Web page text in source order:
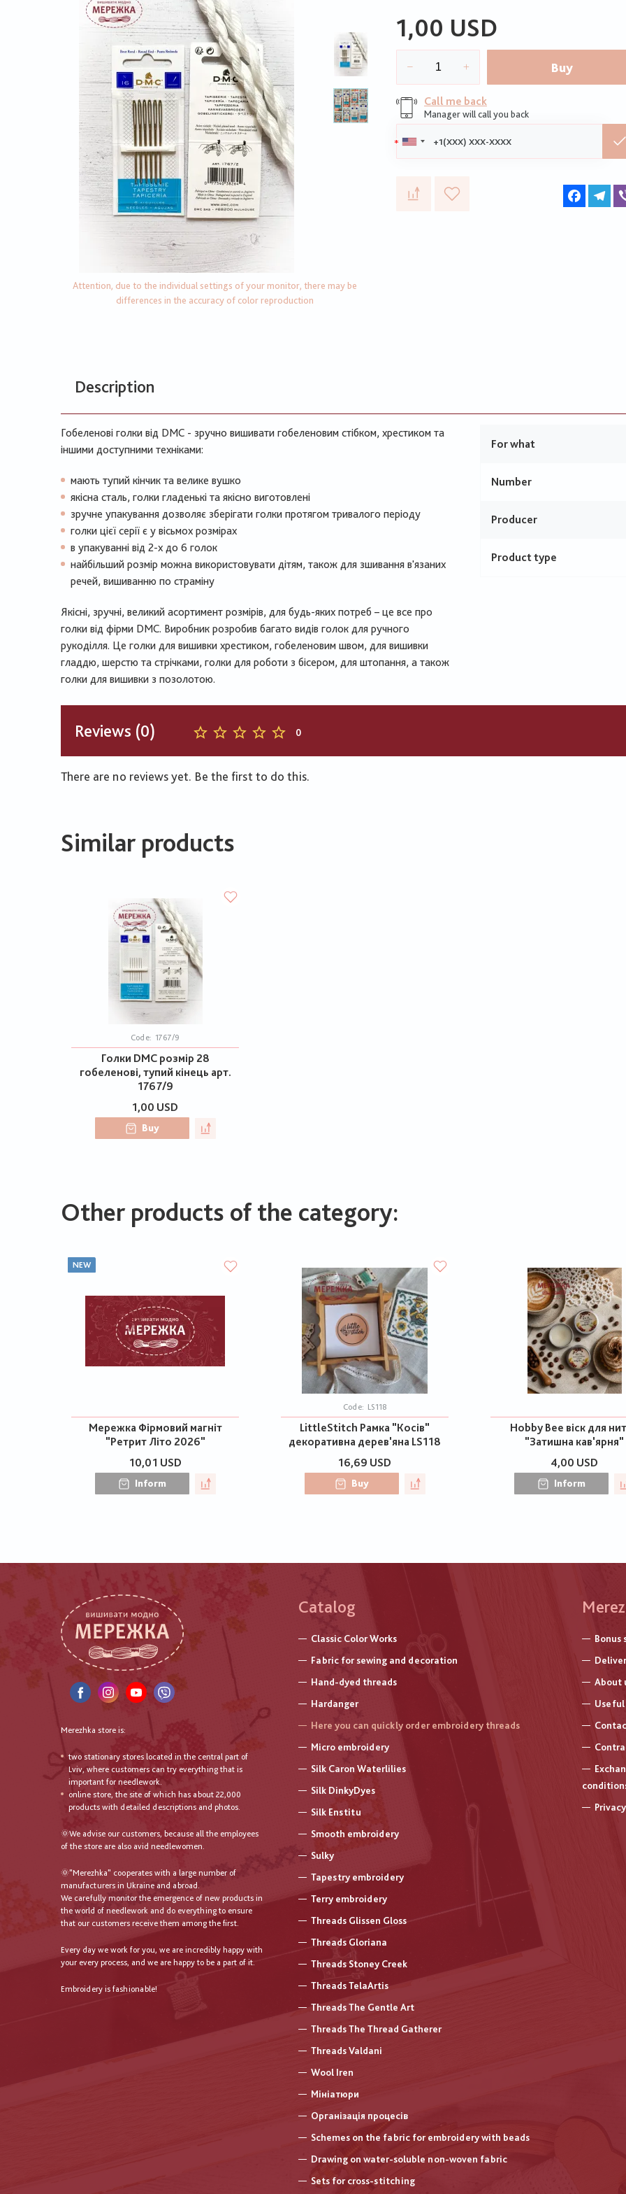
Attention, due to the individual settings of your monitor, there may be
differences in the accuracy of color reproduction
1,00 USD
Buy
Call me back
Manager will call you back
Description
Гобеленові голки від DMC - зручно вишивати гобеленовим стібком, хрестиком та
іншими доступними техніками:
мають тупий кінчик та велике вушко
якісна сталь, голки гладенькі та якісно виготовлені
зручне упакування дозволяє зберігати голки протягом тривалого періоду
голки цієї серії є у вісьмох розмірах
в упакуванні від 2-х до 6 голок
найбільший розмір можна використовувати дітям, також для зшивання в'язаних
речей, вишиванню по страміну
Якісні, зручні, великий асортимент розмірів, для будь-яких потреб – це все про
голки від фірми DMC. Виробник розробив багато видів голок для ручного
рукоділля. Це голки для вишивки хрестиком, гобеленовим швом, для вишивки
гладдю, шерстю та стрічками, голки для роботи з бісером, для штопання, а також
голки для вишивки з позолотою.
For what
Number
Producer
Product type
Reviews (0) 0
There are no reviews yet. Be the first to do this.
Similar products
Code: 1767/9
Голки DMC розмір 28
гобеленові, тупий кінець арт.
1767/9
1,00 USD
Buy
Other products of the category:
NEW
Мережка Фірмовий магніт
"Ретрит Літо 2026"
10,01 USD
Inform
Code: LS118
LittleStitch Рамка "Косів"
декоративна дерев'яна LS118
16,69 USD
Buy
Hobby Bee віск для
"Затишна кав'ярня"
4,00 USD
Inform
Merezhka store is:
two stationary stores located in the central part of
Lviv, where customers can try everything that is
important for needlework.
online store, the site of which has about 22,000
products with detailed descriptions and photos.
🌞We advise our customers, because all the employees
of the store are also avid needlewomen.
🌞"Merezhka" cooperates with a large number of
manufacturers in Ukraine and abroad.
We carefully monitor the emergence of new products in
the world of needlework and do everything to ensure
that our customers receive them among the first.
Every day we work for you, we are incredibly happy with
your every process, and we are happy to be a part of it.
Embroidery is fashionable!
Catalog
Classic Color Works
Fabric for sewing and decoration
Hand-dyed threads
Hardanger
Here you can quickly order embroidery threads
Micro embroidery
Silk Caron Waterlilies
Silk DinkyDyes
Silk Enstitu
Smooth embroidery
Sulky
Tapestry embroidery
Terry embroidery
Threads Glissen Gloss
Threads Gloriana
Threads Stoney Creek
Threads TelaArtis
Threads The Gentle Art
Threads The Thread Gatherer
Threads Valdani
Wool Iren
Мініатюри
Організація процесів
Schemes on the fabric for embroidery with beads
Drawing on water-soluble non-woven fabric
Sets for cross-stitching
Меню
Bonus
About